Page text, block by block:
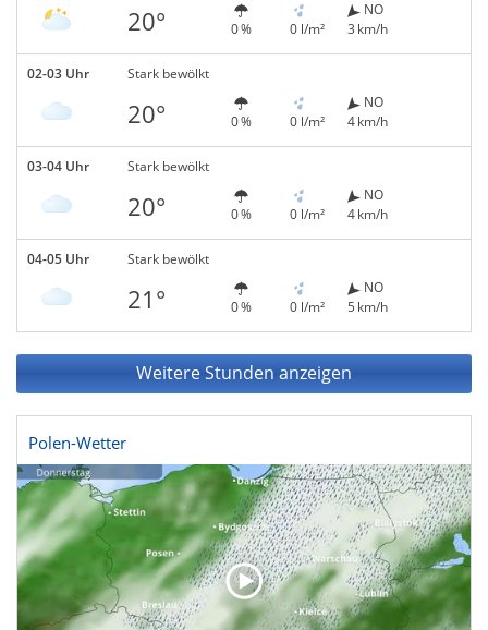
20° 0 % 0 l/m²
NO
3 km/h
02-03 Uhr Stark bewölkt
20° 0 % 0 l/m²
NO
4 km/h
03-04 Uhr Stark bewölkt
20° 0 % 0 l/m²
NO
4 km/h
04-05 Uhr Stark bewölkt
21° 0 % 0 l/m²
NO
5 km/h
Weitere Stunden anzeigen
Polen-Wetter